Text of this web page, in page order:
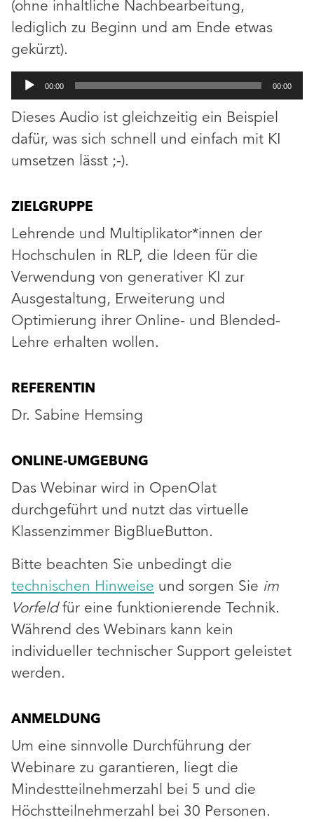
(ohne inhaltliche Nachbearbeitung,
lediglich zu Beginn und am Ende etwas
gekürzt).
Audio-
Player
00:00 00:00
Dieses Audio ist gleichzeitig ein Beispiel
dafür, was sich schnell und einfach mit KI
umsetzen lässt ;-).
ZIELGRUPPE
Lehrende und Multiplikator*innen der
Hochschulen in RLP, die Ideen für die
Verwendung von generativer KI zur
Ausgestaltung, Erweiterung und
Optimierung ihrer Online- und Blended-
Lehre erhalten wollen.
REFERENTIN
Dr. Sabine Hemsing
ONLINE-UMGEBUNG
Das Webinar wird in OpenOlat
durchgeführt und nutzt das virtuelle
Klassenzimmer BigBlueButton.
Bitte beachten Sie unbedingt die
technischen Hinweise und sorgen Sie im
Vorfeldfür eine funktionierende Technik.
Während des Webinars kann kein
individueller technischer Support geleistet
werden.
ANMELDUNG
Um eine sinnvolle Durchführung der
Webinare zu garantieren, liegt die
Mindestteilnehmerzahl bei 5 und die
Höchstteilnehmerzahl bei 30 Personen.